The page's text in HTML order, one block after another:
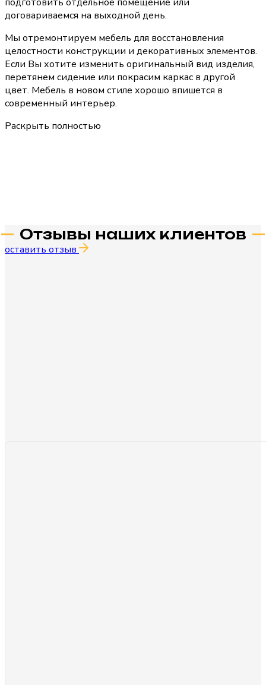
договариваемся на выходной день.
Мы отремонтируем мебель для восстановления
целостности конструкции и декоративных элементов.
Если Вы хотите изменить оригинальный вид изделия,
перетянем сидение или покрасим каркас в другой
цвет. Мебель в новом стиле хорошо впишется в
современный интерьер.
Раскрыть полностью
Отзывы наших клиентов
оставить отзыв